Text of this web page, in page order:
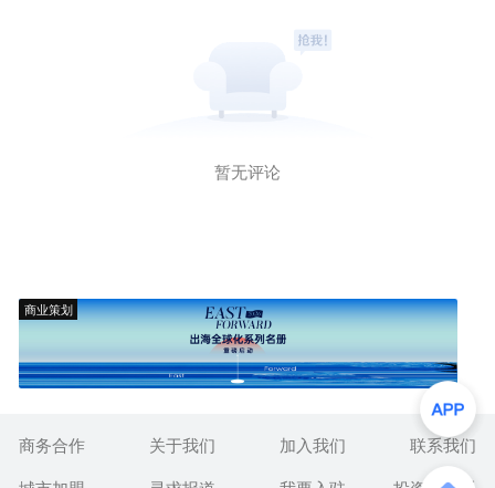
暂无评论
商业策划
商务合作 关于我们 加入我们
联系我们